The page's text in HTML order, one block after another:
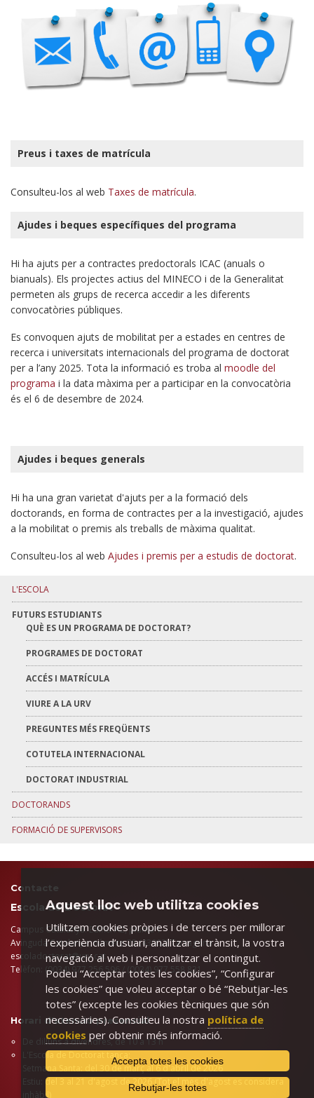
Preus i taxes de matrícula
Consulteu-los al web Taxes de matrícula.
Ajudes i beques específiques del programa
Hi ha ajuts per a contractes predoctorals ICAC (anuals o
bianuals). Els projectes actius del MINECO i de la Generalitat
permeten als grups de recerca accedir a les diferents
convocatòries públiques.
Es convoquen ajuts de mobilitat per a estades en centres de
recerca i universitats internacionals del programa de doctorat
per a l’any 2025. Tota la informació es troba al moodle del
programa i la data màxima per a participar en la convocatòria
és el 6 de desembre de 2024.
Ajudes i beques generals
Hi ha una gran varietat d'ajuts per a la formació dels
doctorands, en forma de contractes per a la investigació, ajudes
a la mobilitat o premis als treballs de màxima qualitat.
Consulteu-los al web Ajudes i premis per a estudis de doctorat.
L'ESCOLA
FUTURS ESTUDIANTS
QUÈ ES UN PROGRAMA DE DOCTORAT?
PROGRAMES DE DOCTORAT
ACCÉS I MATRÍCULA
VIURE A LA URV
PREGUNTES MÉS FREQÜENTS
COTUTELA INTERNACIONAL
DOCTORAT INDUSTRIAL
DOCTORANDS
FORMACIÓ DE SUPERVISORS
Contacte
Escola de Doctorat
Campus Catalunya. Edifici A2, planta 1
Avinguda Catalunya, número 35 (43002) Tarragona
​escoladoctorat@urv.cat
Telèfon: (0034) 977 256 596 / (0034) 977 558 831
Horari d'atenció presencial
De dilluns a divendres, de 10 a 13 h
L'Escola de Doctorat tanca:
Setmana Santa: del 30 de març al 6 d'abril de 2026
Estiu: del 3 al 21 d'agost de 2026 (Tot el mes d'agost es considera
inhàbil)
Aquest lloc web utilitza cookies
Utilitzem cookies pròpies i de tercers per millorar
l’experiència d’usuari, analitzar el trànsit, la vostra
navegació al web i personalitzar el contingut.
Podeu “Acceptar totes les cookies”, “Configurar
les cookies” que voleu acceptar o bé “Rebutjar-les
totes” (excepte les cookies tècniques que són
necessàries). Consulteu la nostra política de
cookies per obtenir més informació.
Accepta totes les cookies
Rebutjar-les totes